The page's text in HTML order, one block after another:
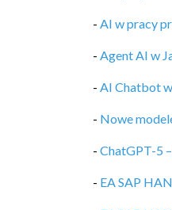
- AI w pracy
- Agent AI w
- AI Chatbot
- Nowe
- ChatGPT-5
- EA SAP